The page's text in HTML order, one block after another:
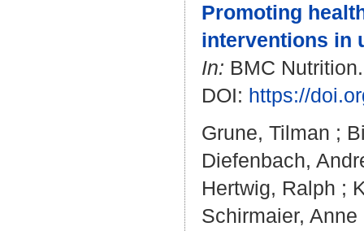
Promoting
interventions in
In: BMC
DOI: https://
Grune, Tilman ;
Diefenbach,
Hertwig, Ralph ;
Schirmaier, Anne